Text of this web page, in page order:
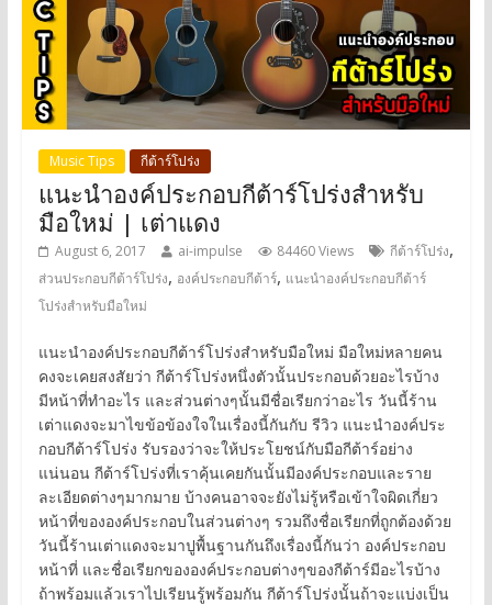
Music Tips กีต้าร์โปร่ง
แนะนำองค์ประกอบกีต้าร์โปร่งสำหรับ
มือใหม่ | เต่าแดง
August 6, 2017 ai-impulse 84460 Views กีต้าร์โปร่ง,
ส่วนประกอบกีต้าร์โปร่ง, องค์ประกอบกีต้าร์, แนะนำองค์ประกอบกีต้าร์
โปร่งสำหรับมือใหม่
แนะนำองค์ประกอบกีต้าร์โปร่งสำหรับมือใหม่ มือใหม่หลายคน
คงจะเคยสงสัยว่า กีต้าร์โปร่งหนึ่งตัวนั้นประกอบด้วยอะไรบ้าง
มีหน้าที่ทำอะไร และส่วนต่างๆนั้นมีชื่อเรียกว่าอะไร วันนี้ร้าน
เต่าแดงจะมาไขข้อข้องใจในเรื่องนี้กันกับ รีวิว แนะนำองค์ประ
กอบกีต้าร์โปร่ง รับรองว่าจะให้ประโยชน์กับมือกีต้าร์อย่าง
แน่นอน กีต้าร์โปร่งที่เราคุ้นเคยกันนั้นมีองค์ประกอบและราย
ละเอียดต่างๆมากมาย บ้างคนอาจจะยังไม่รู้หรือเข้าใจผิดเกี่ยว
หน้าที่ขององค์ประกอบในส่วนต่างๆ รวมถึงชื่อเรียกที่ถูกต้องด้วย
วันนี้ร้านเต่าแดงจะมาปูพื้นฐานกันถึงเรื่องนี้กันว่า องค์ประกอบ
หน้าที่ และชื่อเรียกขององค์ประกอบต่างๆของกีต้าร์มีอะไรบ้าง
ถ้าพร้อมแล้วเราไปเรียนรู้พร้อมกัน กีต้าร์โปร่งนั้นถ้าจะแบ่งเป็น